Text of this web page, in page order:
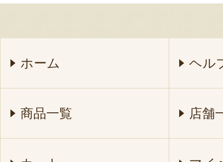
ホーム ヘル
商品一覧 店舗